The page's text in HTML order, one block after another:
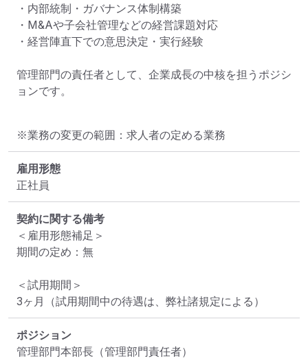
・内部統制・ガバナンス体制構築
・M&Aや子会社管理などの経営課題対応
・経営陣直下での意思決定・実行経験
管理部門の責任者として、企業成長の中核を担うポジシ
ョンです。
※業務の変更の範囲：求人者の定める業務
雇用形態
正社員
契約に関する備考
＜雇用形態補足＞
期間の定め：無
＜試用期間＞
3ヶ月（試用期間中の待遇は、弊社諸規定による）
ポジション
管理部門本部長（管理部門責任者）